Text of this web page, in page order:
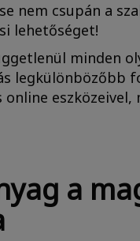
nem csupán a
lehetőséget!
minden
legkülönbözőbb
eszközeivel,
a